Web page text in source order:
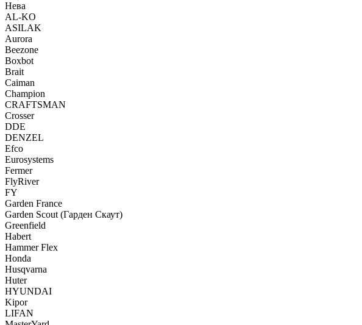
Нева
AL-KO
ASILAK
Aurora
Beezone
Boxbot
Brait
Caiman
Champion
CRAFTSMAN
Crosser
DDE
DENZEL
Efco
Eurosystems
Fermer
FlyRiver
FY
Garden France
Garden Scout (Гарден Скаут)
Greenfield
Habert
Hammer Flex
Honda
Husqvarna
Huter
HYUNDAI
Kipor
LIFAN